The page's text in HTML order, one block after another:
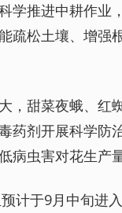
学推进中耕作业
疏松土壤、增强
，甜菜夜蛾、红
药剂开展科学防
虫害对花生产
计于9月中旬进